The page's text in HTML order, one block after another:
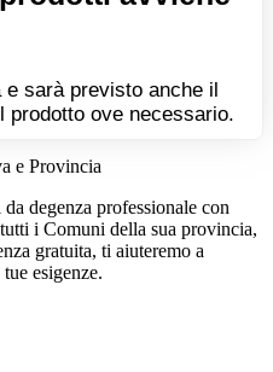
sarà previsto anche il
prodotto ove necessario.
e Provincia
degenza professionale con
i Comuni della sua provincia,
gratuita, ti aiuteremo a
esigenze.